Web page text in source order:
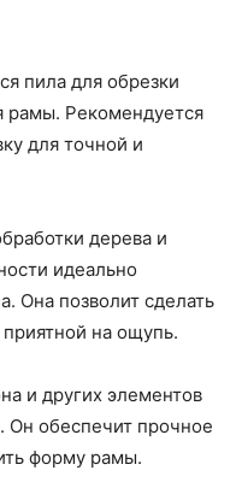
пила для обрезки
рамы. Рекомендуется
для точной и
дерева и
идеально
Она позволит сделать
на ощупь.
и других элементов
Он обеспечит прочное
форму рамы.